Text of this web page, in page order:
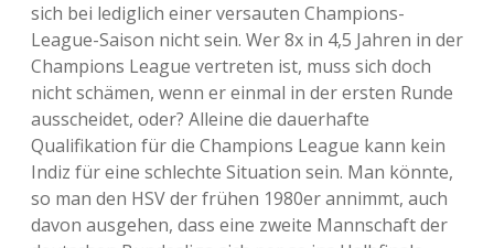
sich bei lediglich einer versauten Champions-
League-Saison nicht sein. Wer 8x in 4,5 Jahren in der
Champions League vertreten ist, muss sich doch
nicht schämen, wenn er einmal in der ersten Runde
ausscheidet, oder? Alleine die dauerhafte
Qualifikation für die Champions League kann kein
Indiz für eine schlechte Situation sein. Man könnte,
so man den HSV der frühen 1980er annimmt, auch
davon ausgehen, dass eine zweite Mannschaft der